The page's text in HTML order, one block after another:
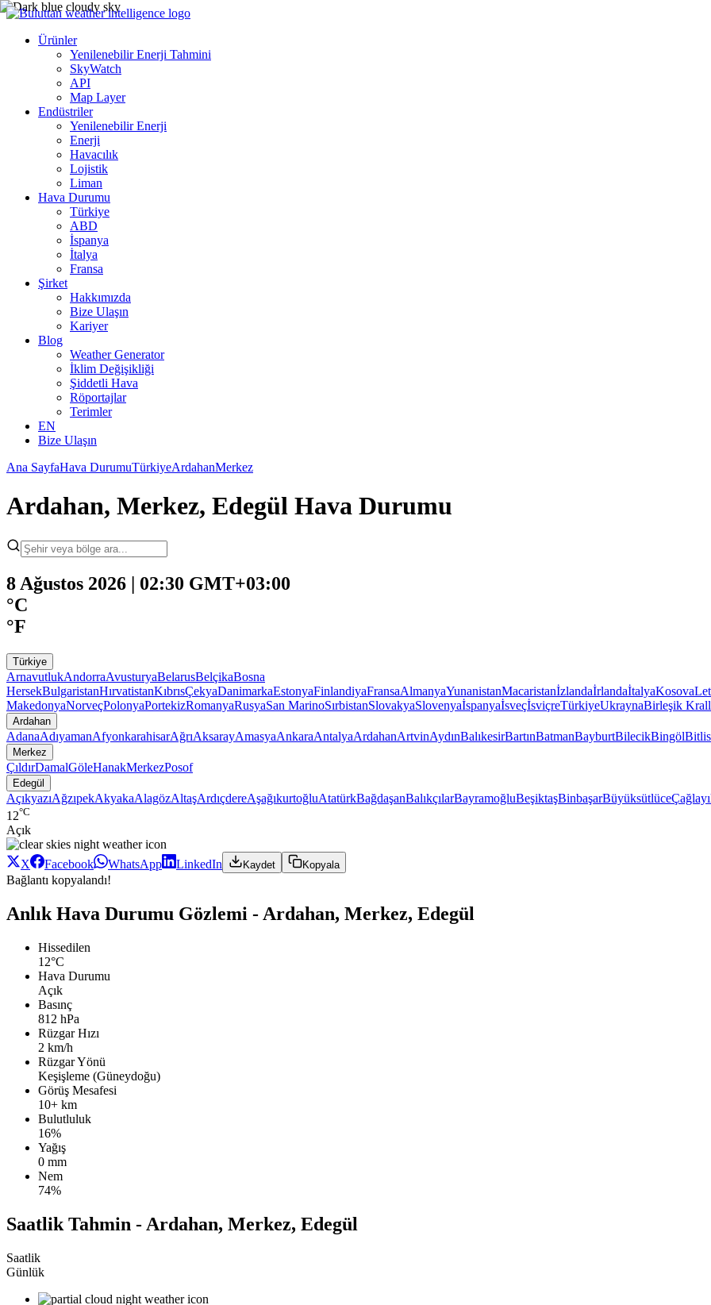
Ürünler
Yenilenebilir Enerji Tahmini
SkyWatch
API
Map Layer
Endüstriler
Yenilenebilir Enerji
Enerji
Havacılık
Lojistik
Liman
Hava Durumu
Türkiye
ABD
İspanya
İtalya
Fransa
Şirket
Hakkımızda
Bize Ulaşın
Kariyer
Blog
Weather Generator
İklim Değişikliği
Şiddetli Hava
Röportajlar
Terimler
EN
Bize Ulaşın
Ana SayfaHava DurumuTürkiyeArdahanMerkez
Ardahan, Merkez, Edegül Hava Durumu
8 Ağustos 2026 | 02:30 GMT+03:00
°C
°F
Türkiye
ArnavutlukAndorraAvusturyaBelarusBelçikaBosna
HersekBulgaristanHırvatistanKıbrısÇekyaDanimarkaEstonyaFinlandiyaFransaAlmanyaYunanistanMacaristanİzlandaİrlandaİtalyaKosova
MakedonyaNorveçPolonyaPortekizRomanyaRusyaSan MarinoSırbistanSlovakyaSlovenyaİspanyaİsveçİsviçreTürkiyeUkraynaBirleşik
Ardahan
AdanaAdıyamanAfyonkarahisarAğrıAksarayAmasyaAnkaraAntalyaArdahanArtvinAydınBalıkesirBartınBatmanBayburtBilecikBingölBitlis
Merkez
ÇıldırDamalGöleHanakMerkezPosof
Edegül
AçıkyazıAğzıpekAkyakaAlagözAltaşArdıçdereAşağıkurtoğluAtatürkBağdaşanBalıkçılarBayramoğluBeşiktaşBinbaşarBüyüksütlüce
12°C
Açık
X Facebook WhatsApp LinkedIn Kaydet Kopyala
Bağlantı kopyalandı!
Anlık Hava Durumu Gözlemi - Ardahan, Merkez, Edegül
Hissedilen
12°C
Hava Durumu
Açık
Basınç
812 hPa
Rüzgar Hızı
2 km/h
Rüzgar Yönü
Keşişleme (Güneydoğu)
Görüş Mesafesi
10+ km
Bulutluluk
16%
Yağış
0 mm
Nem
74%
Saatlik Tahmin - Ardahan, Merkez, Edegül
Saatlik
Günlük